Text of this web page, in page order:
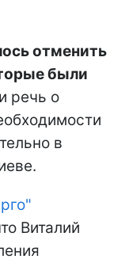
отменить
были
речь о
в
Виталий